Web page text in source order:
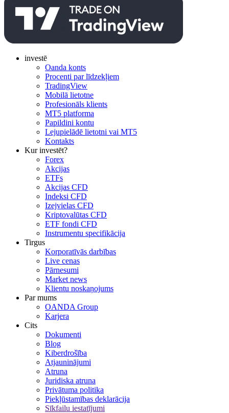
investē
Oanda konts
Procenti par līdzekļiem
TradingView
Mobilā lietotne
Profesionāls klients
MT5 platforma
Papildini kontu
Lejupielādē lietotni vai MT5
Kontakts
Kur investēt?
Forex
Akcijas
ETFs
Akcijas CFD
Indeksi CFD
Izejvielas CFD
Kriptovalūtas CFD
ETF fondi CFD
Instrumentu specifikācija
Tirgus
Korporatīvās darbības
Live cenas
Pārnesumi
Market news
Klientu noskaņojums
Par mums
OANDA Group
Karjera
Cits
Dokumenti
Blog
Kiberdrošība
Atjauninājumi
Atruna
Juridiska atruna
Privātuma politika
Piekļūstamības deklarācija
Sīkfailu iestatījumi